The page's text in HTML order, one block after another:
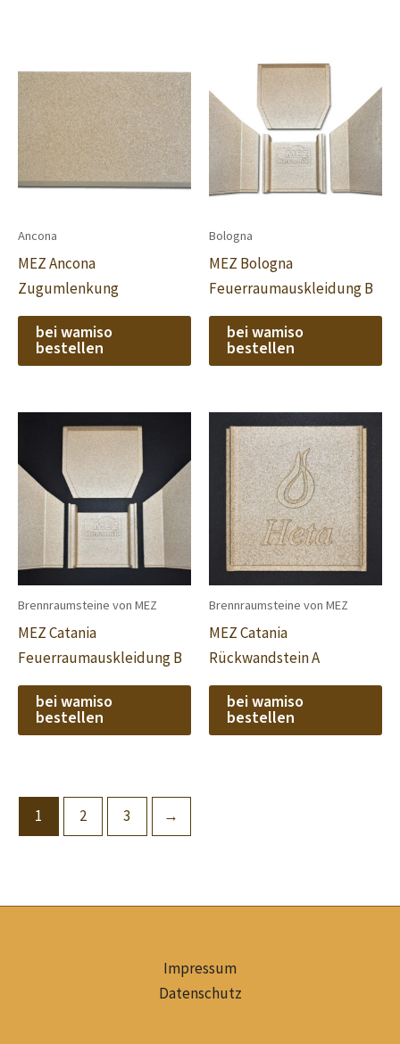
Ancona
MEZ Ancona
Zugumlenkung
bei wamiso
bestellen
Bologna
MEZ Bologna
Feuerraumauskleidung B
bei wamiso
bestellen
Brennraumsteine von MEZ
MEZ Catania
Feuerraumauskleidung B
bei wamiso
bestellen
Brennraumsteine von MEZ
MEZ Catania
Rückwandstein A
bei wamiso
bestellen
1 2 3 →
Impressum
Datenschutz